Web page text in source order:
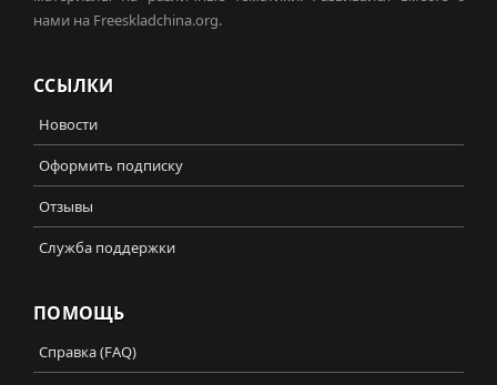
нами на Freeskladchina.org.
ССЫЛКИ
Новости
Оформить подписку
Отзывы
Служба поддержки
ПОМОЩЬ
Справка (FAQ)